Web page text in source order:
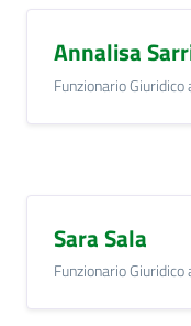
Annalisa
Funzionario
Sara Sala
Funzionario